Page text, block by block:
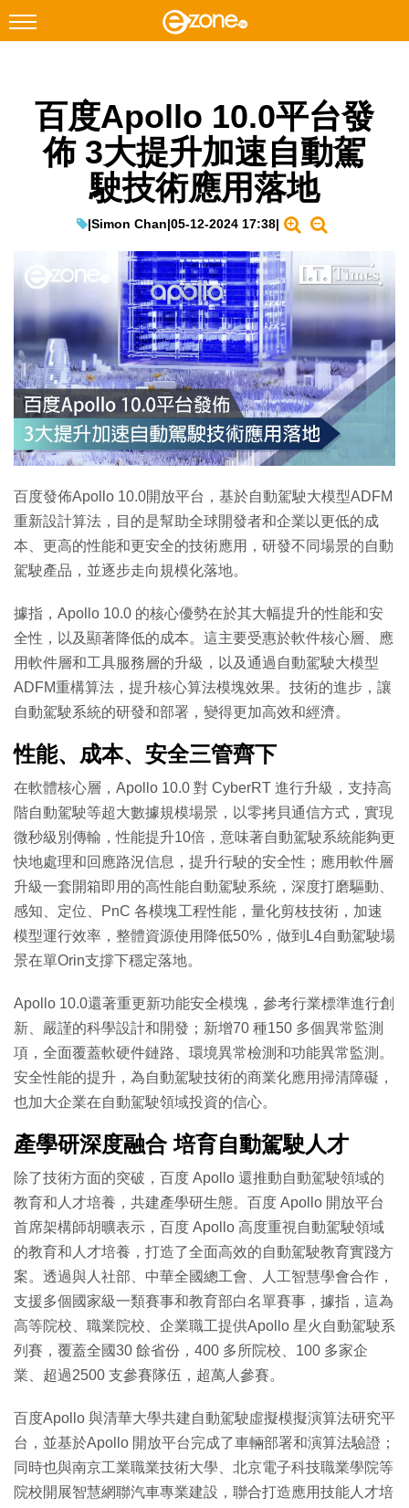
Facebook Instagram
科技焦點
EduTech
IT Times
生成式AI與雲端應用
Enterprise Digital Transformation
特集
百度Apollo 10.0平台發
佈 3大提升加速自動駕
駛技術應用落地
|Simon Chan|05-12-2024 17:38|
百度發佈Apollo 10.0開放平台，基於自動駕駛大模型ADFM
重新設計算法，目的是幫助全球開發者和企業以更低的成
本、更高的性能和更安全的技術應用，研發不同場景的自動
駕駛產品，並逐步走向規模化落地。
據指，Apollo 10.0 的核心優勢在於其大幅提升的性能和安
全性，以及顯著降低的成本。這主要受惠於軟件核心層、應
用軟件層和工具服務層的升級，以及通過自動駕駛大模型
ADFM重構算法，提升核心算法模塊效果。技術的進步，讓
自動駕駛系統的研發和部署，變得更加高效和經濟。
性能、成本、安全三管齊下
在軟體核心層，Apollo 10.0 對 CyberRT 進行升級，支持高
階自動駕駛等超大數據規模場景，以零拷貝通信方式，實現
微秒級別傳輸，性能提升10倍，意味著自動駕駛系統能夠更
快地處理和回應路況信息，提升行駛的安全性；應用軟件層
升級一套開箱即用的高性能自動駕駛系統，深度打磨驅動、
感知、定位、PnC 各模塊工程性能，量化剪枝技術，加速
模型運行效率，整體資源使用降低50%，做到L4自動駕駛場
景在單Orin支撐下穩定落地。
Apollo 10.0還著重更新功能安全模塊，參考行業標準進行創
新、嚴謹的科學設計和開發；新增70 種150 多個異常監測
項，全面覆蓋軟硬件鏈路、環境異常檢測和功能異常監測。
安全性能的提升，為自動駕駛技術的商業化應用掃清障礙，
也加大企業在自動駕駛領域投資的信心。
產學研深度融合 培育自動駕駛人才
除了技術方面的突破，百度 Apollo 還推動自動駕駛領域的
教育和人才培養，共建產學研生態。百度 Apollo 開放平台
首席架構師胡曠表示，百度 Apollo 高度重視自動駕駛領域
的教育和人才培養，打造了全面高效的自動駕駛教育實踐方
案。透過與人社部、中華全國總工會、人工智慧學會合作，
支援多個國家級一類賽事和教育部白名單賽事，據指，這為
高等院校、職業院校、企業職工提供Apollo 星火自動駕駛系
列賽，覆蓋全國30 餘省份，400 多所院校、100 多家企
業、超過2500 支參賽隊伍，超萬人參賽。
百度Apollo 與清華大學共建自動駕駛虛擬模擬演算法研究平
台，並基於Apollo 開放平台完成了車輛部署和演算法驗證；
同時也與南京工業職業技術大學、北京電子科技職業學院等
院校開展智慧網聯汽車專業建設，聯合打造應用技能人才培